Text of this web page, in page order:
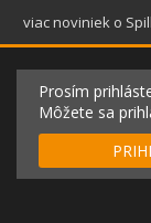
viac noviniek o
Prosím
Môžete sa